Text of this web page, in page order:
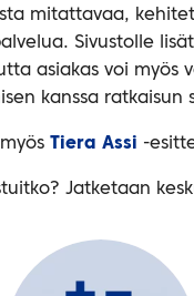
mitattavaa,
Sivustolle
asiakas voi myös
kanssa ratkaisun
Tiera Assi -
Jatketaan